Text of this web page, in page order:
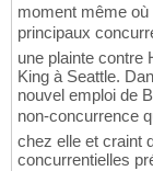
moment même
principaux
une plainte contre
King à Seattle.
nouvel emploi de
non-concurrence
chez elle et craint
concurrentielles